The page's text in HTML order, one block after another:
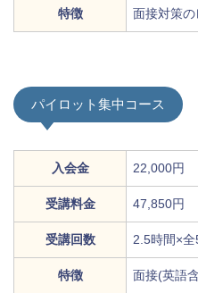
特徴 面接対策の
パイロット集中コース
入会金 22,000円
受講料金 47,850円
受講回数 2.5時間×全
特徴 面接(英語